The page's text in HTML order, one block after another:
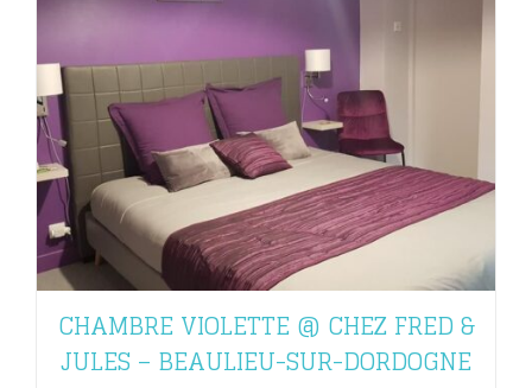
CHAMBRE VIOLETTE @ CHEZ FRED &
JULES – BEAULIEU-SUR-DORDOGNE